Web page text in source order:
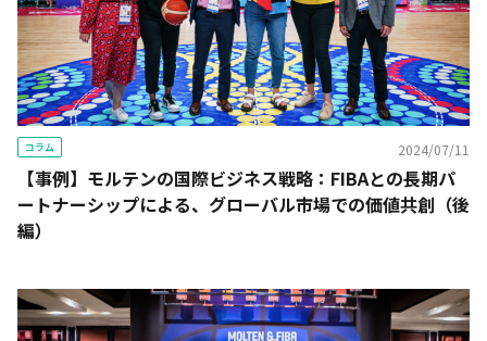
コラム 2024/07/11
【事例】モルテンの国際ビジネス戦略：FIBAとの長期パ
ートナーシップによる、グローバル市場での価値共創（後
編）